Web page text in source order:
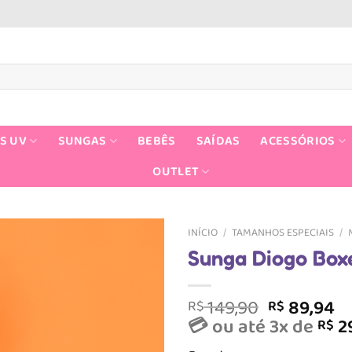
UV SUNGAS BEBÊS SAÍDAS
ACESSÓRIOS
OUTLET
INÍCIO / TAMANHOS ESPECIAIS /
Sunga Diogo
R$149,90 O
preço
R$ 89,94O
💳 ou até 3x de R$